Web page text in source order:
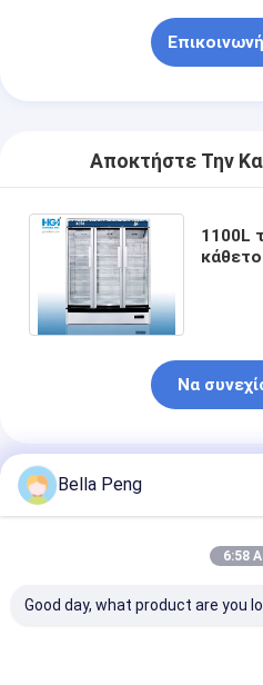
Αποκτήστε Την
1100L
Να
Συνιστώμενα Προϊόντα
Bella Peng
6:58
Good day, what product are you